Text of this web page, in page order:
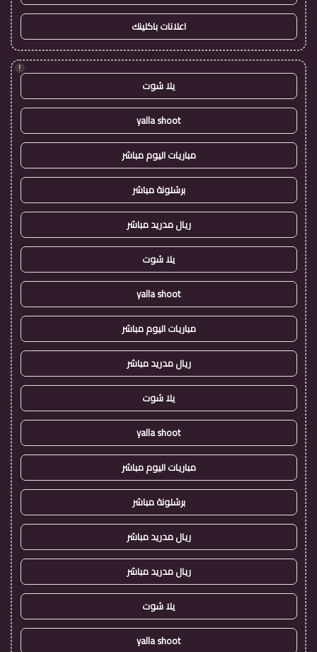
اعلانات باكلينك
!
يلا شوت
yalla shoot
مباريات اليوم مباشر
برشلونة مباشر
ريال مدريد مباشر
يلا شوت
yalla shoot
مباريات اليوم مباشر
ريال مدريد مباشر
يلا شوت
yalla shoot
مباريات اليوم مباشر
برشلونة مباشر
ريال مدريد مباشر
ريال مدريد مباشر
يلا شوت
yalla shoot